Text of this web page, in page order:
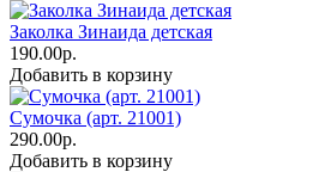
Заколка Зинаида детская
190.00р.
Добавить в корзину
Сумочка (арт. 21001)
290.00р.
Добавить в корзину